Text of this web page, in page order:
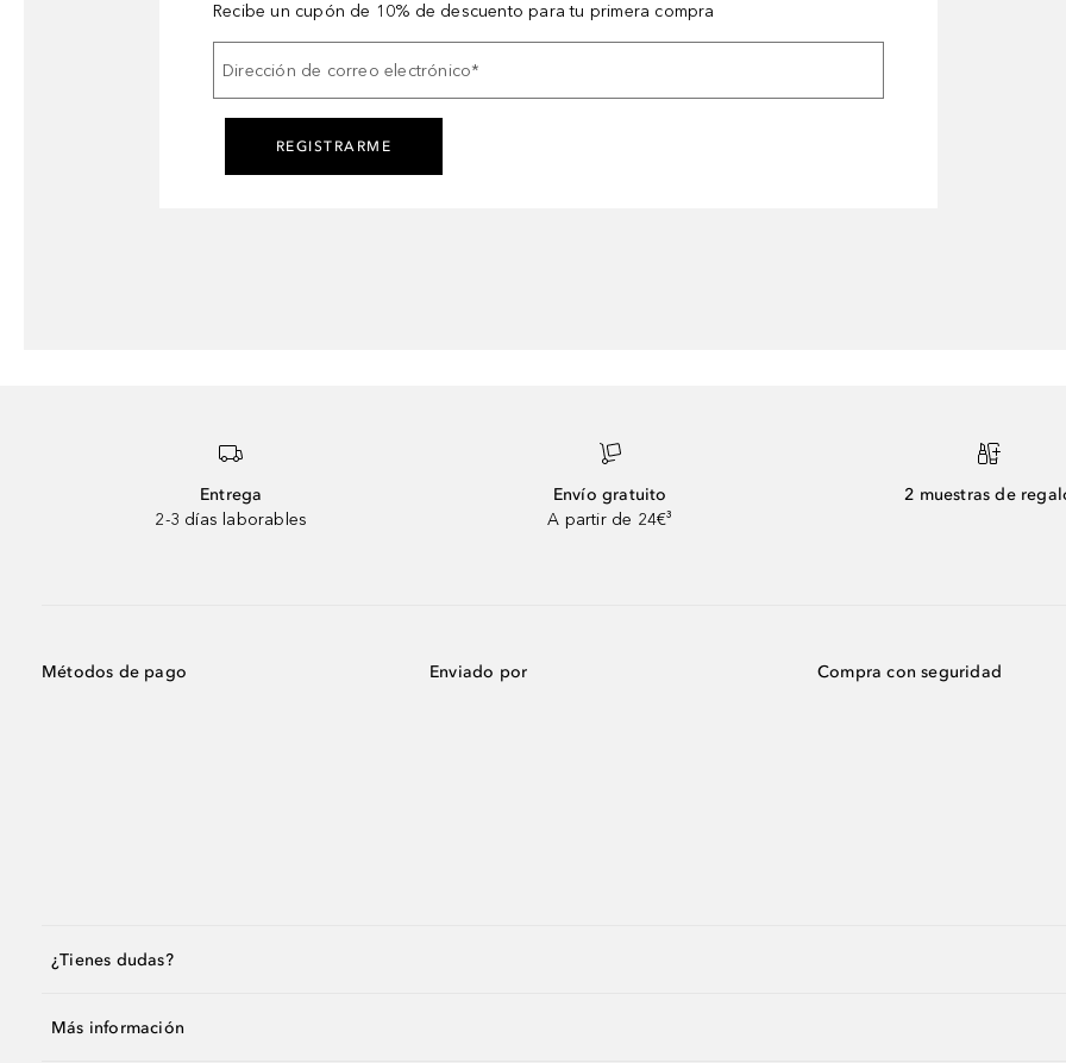
Recibe un cupón de 10% de descuento para tu primera compra
Dirección de correo electrónico*
REGISTRARME
Entrega
2-3 días laborables
Envío gratuito
A partir de 24€³
2 muestras de
Métodos de pago Enviado por Compra con seguridad
¿Tienes dudas?
Más información